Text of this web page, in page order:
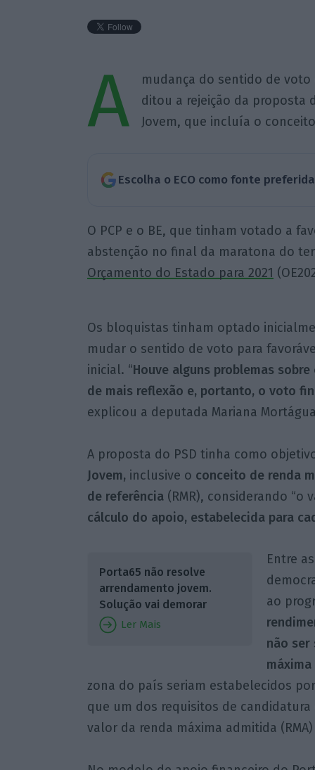
A
mudança do sentido de voto
ditou a rejeição da proposta
Jovem, que incluía o
Escolha o ECO como fonte
O PCP e o BE, que tinham votado a
abstenção no final da maratona do
Orçamento do Estado para 2021
Os bloquistas tinham optado
mudar o sentido de voto para
inicial. “Houve alguns problemas
de mais reflexão e, portanto, o voto
explicou a deputada Mariana
A proposta do PSD tinha como
Jovem, inclusive o conceito de renda
de referência(RMR), considerando “o
cálculo do apoio, estabelecida para
Porta65 não resolve
arrendamento jovem.
Solução vai demorar
Ler Mais
Entre
ao
não ser
zona do país seriam estabelecidos
que um dos requisitos de
valor da renda máxima admitida